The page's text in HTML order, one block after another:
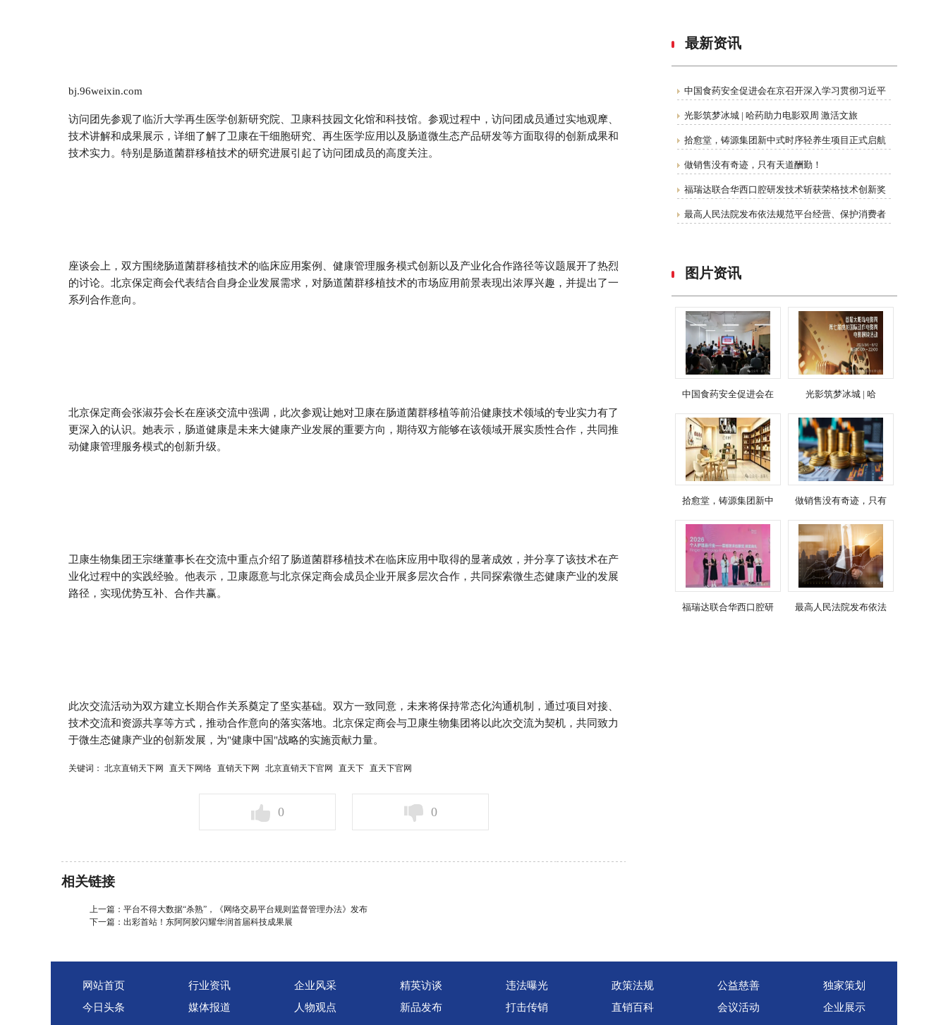
bj.96weixin.com
访问团先参观了临沂大学再生医学创新研究院、卫康科技园文化馆和科技馆。参观过程中，访问团成员通过实地观摩、
技术讲解和成果展示，详细了解了卫康在干细胞研究、再生医学应用以及肠道微生态产品研发等方面取得的创新成果和
技术实力。特别是肠道菌群移植技术的研究进展引起了访问团成员的高度关注。
座谈会上，双方围绕肠道菌群移植技术的临床应用案例、健康管理服务模式创新以及产业化合作路径等议题展开了热烈
的讨论。北京保定商会代表结合自身企业发展需求，对肠道菌群移植技术的市场应用前景表现出浓厚兴趣，并提出了一
系列合作意向。
北京保定商会张淑芬会长在座谈交流中强调，此次参观让她对卫康在肠道菌群移植等前沿健康技术领域的专业实力有了
更深入的认识。她表示，肠道健康是未来大健康产业发展的重要方向，期待双方能够在该领域开展实质性合作，共同推
动健康管理服务模式的创新升级。
卫康生物集团王宗继董事长在交流中重点介绍了肠道菌群移植技术在临床应用中取得的显著成效，并分享了该技术在产
业化过程中的实践经验。他表示，卫康愿意与北京保定商会成员企业开展多层次合作，共同探索微生态健康产业的发展
路径，实现优势互补、合作共赢。
此次交流活动为双方建立长期合作关系奠定了坚实基础。双方一致同意，未来将保持常态化沟通机制，通过项目对接、
技术交流和资源共享等方式，推动合作意向的落实落地。北京保定商会与卫康生物集团将以此次交流为契机，共同致力
于微生态健康产业的创新发展，为"健康中国"战略的实施贡献力量。
关键词： 北京直销天下网 直天下网络 直销天下网 北京直销天下官网 直天下 直天下官网
0 0
相关链接
上一篇： 平台不得大数据“杀熟”，《网络交易平台规则监督管理办法》发布
下一篇： 出彩首站！东阿阿胶闪耀华润首届科技成果展
最新资讯
中国食药安全促进会在京召开深入学习贯彻习近平
光影筑梦冰城 | 哈药助力电影双周 激活文旅
拾愈堂，铸源集团新中式时序轻养生项目正式启航
做销售没有奇迹，只有天道酬勤！
福瑞达联合华西口腔研发技术斩获荣格技术创新奖
最高人民法院发布依法规范平台经营、保护消费者
图片资讯
中国食药安全促进会在 光影筑梦冰城 | 哈
拾愈堂，铸源集团新中 做销售没有奇迹，只有
福瑞达联合华西口腔研 最高人民法院发布依法
网站首页 行业资讯 企业风采 精英访谈 违法曝光 政策法规 公益慈善
独家策划
今日头条
媒体报道 人物观点 新品发布 打击传销 直销百科 会议活动 企业展示